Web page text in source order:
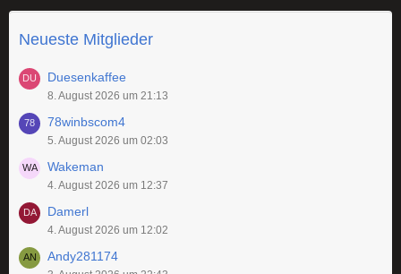
Neueste Mitglieder
Duesenkaffee
8. August 2026 um 21:13
78winbscom4
5. August 2026 um 02:03
Wakeman
4. August 2026 um 12:37
Damerl
4. August 2026 um 12:02
Andy281174